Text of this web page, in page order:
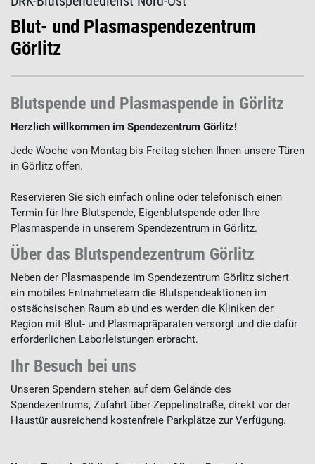
Blut- und Plasmaspendezentrum
Görlitz
Blutspende und Plasmaspende in Görlitz
Herzlich willkommen im Spendezentrum Görlitz!
Jede Woche von Montag bis Freitag stehen Ihnen unsere Türen
in Görlitz offen.
Reservieren Sie sich einfach online oder telefonisch einen
Termin für Ihre Blutspende, Eigenblutspende oder Ihre
Plasmaspende in unserem Spendezentrum in Görlitz.
Über das Blutspendezentrum Görlitz
Neben der Plasmaspende im Spendezentrum Görlitz sichert
ein mobiles Entnahmeteam die Blutspendeaktionen im
ostsächsischen Raum ab und es werden die Kliniken der
Region mit Blut- und Plasmapräparaten versorgt und die dafür
erforderlichen Laborleistungen erbracht.
Ihr Besuch bei uns
Unseren Spendern stehen auf dem Gelände des
Spendezentrums, Zufahrt über Zeppelinstraße, direkt vor der
Haustür ausreichend kostenfreie Parkplätze zur Verfügung.